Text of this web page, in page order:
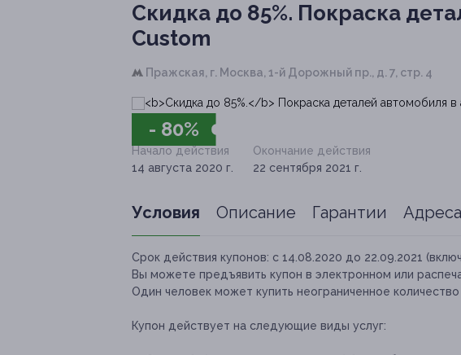
Скидка до 85%. Покраска
Custom
Пражская, г. Москва, 1-й Дорожный пр., д. 7, стр. 4
- 80%
Начало действия
14 августа 2020 г.
Окончание действия
22 сентября 2021 г.
Условия Описание Гарантии Адреса
Срок действия купонов: с 14.08.2020 до 22.09.2021
Вы можете предъявить купон в электронном или
Один человек может купить неограниченное
Купон действует на следующие виды услуг: